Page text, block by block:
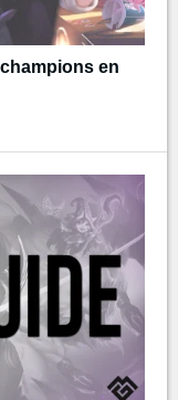
en